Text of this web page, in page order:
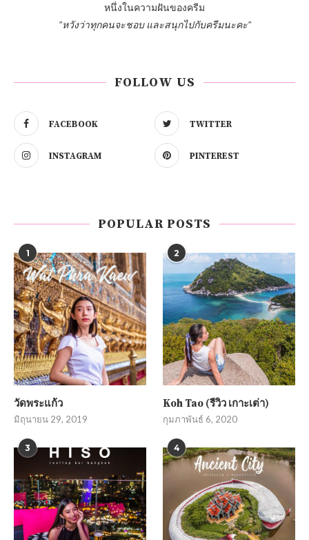
หนึ่งในความฝันของครีม
"หวังว่าทุกคนจะชอบ และสนุกไปกับครีมนะคะ"
FOLLOW US
FACEBOOK TWITTER
INSTAGRAM PINTEREST
POPULAR POSTS
1
วัดพระแก้ว
มิถุนายน 29, 2019
2
Koh Tao (รีวิว เกาะเต่า)
กุมภาพันธ์ 6, 2020
3 4